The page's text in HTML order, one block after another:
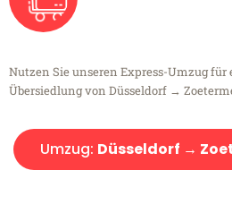
Nutzen Sie unseren Express-Umzug
Übersiedlung von Düsseldorf →
Umzug: Düsseldorf →